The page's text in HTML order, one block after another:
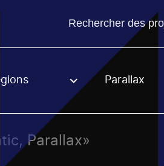
Trouvez un
selecting an option. Parallax
Parallax»